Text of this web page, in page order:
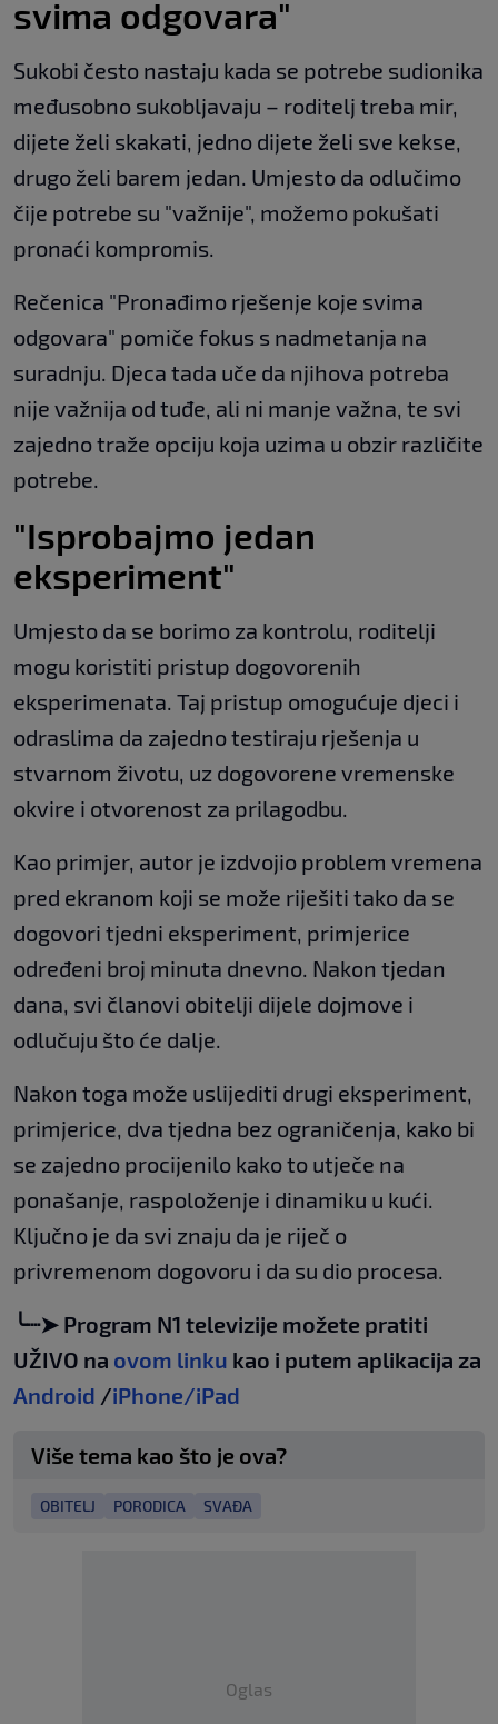
svima odgovara"
Sukobi često nastaju kada se potrebe sudionika
međusobno sukobljavaju – roditelj treba mir,
dijete želi skakati, jedno dijete želi sve kekse,
drugo želi barem jedan. Umjesto da odlučimo
čije potrebe su "važnije", možemo pokušati
pronaći kompromis.
Rečenica "Pronađimo rješenje koje svima
odgovara" pomiče fokus s nadmetanja na
suradnju. Djeca tada uče da njihova potreba
nije važnija od tuđe, ali ni manje važna, te svi
zajedno traže opciju koja uzima u obzir različite
potrebe.
"Isprobajmo jedan
eksperiment"
Umjesto da se borimo za kontrolu, roditelji
mogu koristiti pristup dogovorenih
eksperimenata. Taj pristup omogućuje djeci i
odraslima da zajedno testiraju rješenja u
stvarnom životu, uz dogovorene vremenske
okvire i otvorenost za prilagodbu.
Kao primjer, autor je izdvojio problem vremena
pred ekranom koji se može riješiti tako da se
dogovori tjedni eksperiment, primjerice
određeni broj minuta dnevno. Nakon tjedan
dana, svi članovi obitelji dijele dojmove i
odlučuju što će dalje.
Nakon toga može uslijediti drugi eksperiment,
primjerice, dva tjedna bez ograničenja, kako bi
se zajedno procijenilo kako to utječe na
ponašanje, raspoloženje i dinamiku u kući.
Ključno je da svi znaju da je riječ o
privremenom dogovoru i da su dio procesa.
╰┈➤ Program N1 televizije možete pratiti
UŽIVO na ovom linku kao i putem aplikacija za
Android /iPhone/iPad
Više tema kao što je ova?
OBITELJ PORODICA SVAĐA
Oglas